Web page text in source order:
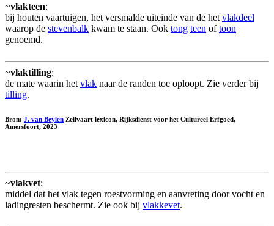
~vlakteen:
bij houten vaartuigen, het versmalde uiteinde van de het vlakdeel
waarop de stevenbalk kwam te staan. Ook tong teen oftoon
genoemd.
~vlaktilling:
de mate waarin het vlak naar de randen toe oploopt. Zie verder bij
tilling.
Bron: J. van Beylen Zeilvaart lexicon, Rijksdienst voor het Cultureel Erfgoed,
Amersfoort, 2023
~vlakvet:
middel dat het vlak tegen roestvorming en aanvreting door vocht en
ladingresten beschermt. Zie ook bij vlakkevet.